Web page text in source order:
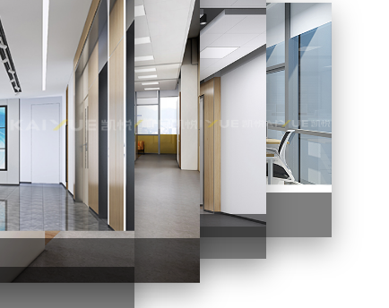
设计装修
办公区设计装修